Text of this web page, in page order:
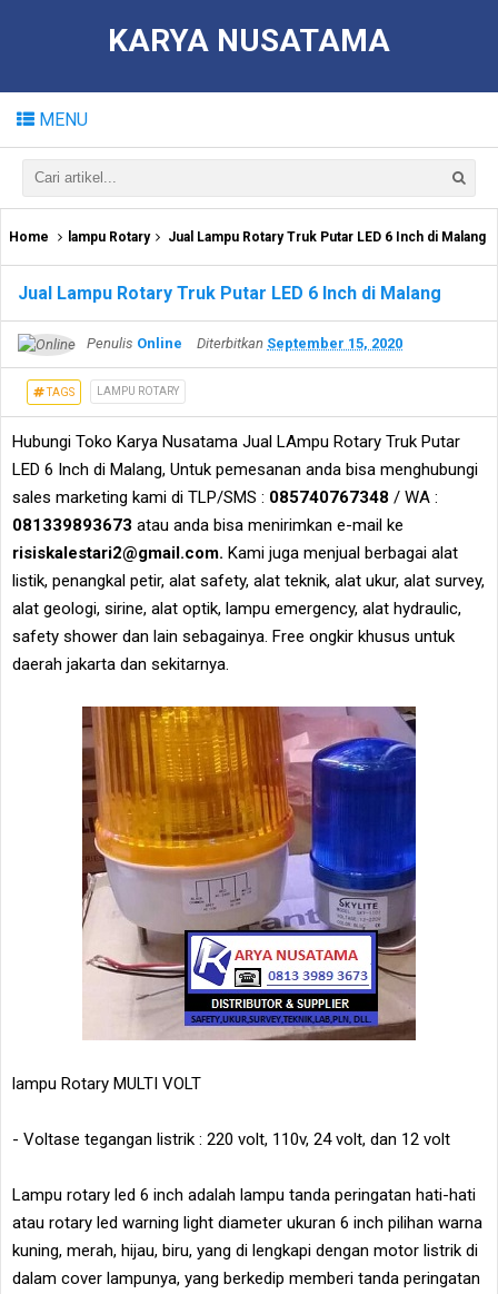
KARYA NUSATAMA
MENU
Home lampu Rotary Jual Lampu Rotary Truk Putar LED 6 Inch di Malang
Jual Lampu Rotary Truk Putar LED 6 Inch di Malang
Penulis Online Diterbitkan September 15, 2020
TAGS LAMPU ROTARY
Hubungi Toko Karya Nusatama Jual LAmpu Rotary Truk Putar
LED 6 Inch di Malang, Untuk pemesanan anda bisa menghubungi
sales marketing kami di TLP/SMS : 085740767348 / WA :
081339893673 atau anda bisa menirimkan e-mail ke
risiskalestari2@gmail.com. Kami juga menjual berbagai alat
listik, penangkal petir, alat safety, alat teknik, alat ukur, alat survey,
alat geologi, sirine, alat optik, lampu emergency, alat hydraulic,
safety shower dan lain sebagainya. Free ongkir khusus untuk
daerah jakarta dan sekitarnya.
lampu Rotary MULTI VOLT
- Voltase tegangan listrik : 220 volt, 110v, 24 volt, dan 12 volt
Lampu rotary led 6 inch adalah lampu tanda peringatan hati-hati
atau rotary led warning light diameter ukuran 6 inch pilihan warna
kuning, merah, hijau, biru, yang di lengkapi dengan motor listrik di
dalam cover lampunya, yang berkedip memberi tanda peringatan